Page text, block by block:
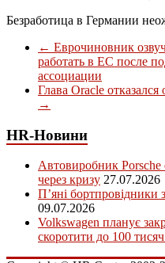
Безработица в Германии
← Еврочиновник
работать в ЕС после
ассоциации
Глава Oracle
→
HR-Новини
Автовиробник Porsche
через кризу 27.07.2026
П’яні бортпровідники
09.07.2026
Volkswagen планує
скоротити до 100